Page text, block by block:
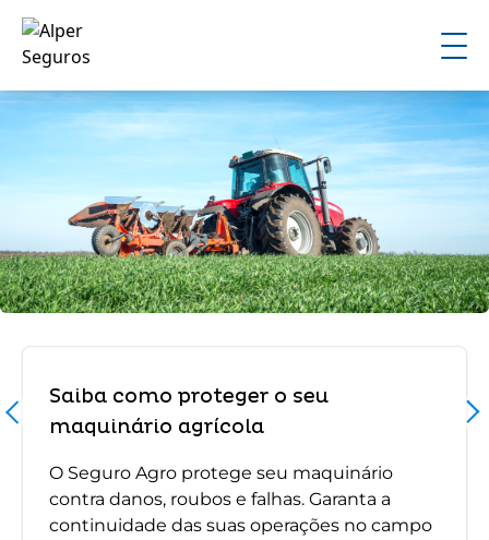
Saiba como proteger o seu
maquinário agrícola
O Seguro Agro protege seu maquinário
contra danos, roubos e falhas. Garanta a
continuidade das suas operações no campo